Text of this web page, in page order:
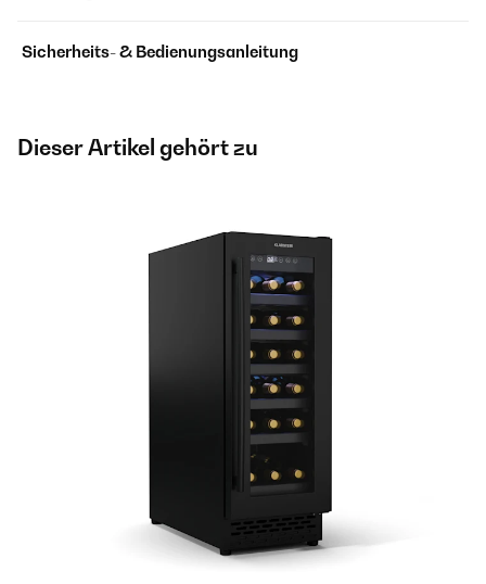
Sicherheits- & Bedienungsanleitung
Dieser Artikel gehört zu